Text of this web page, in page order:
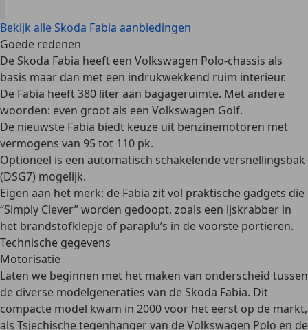
Bekijk alle Skoda Fabia aanbiedingen
Goede redenen
De Skoda Fabia heeft een Volkswagen Polo-chassis als
basis maar dan met een indrukwekkend ruim interieur.
De Fabia heeft 380 liter aan bagageruimte. Met andere
woorden: even groot als een Volkswagen Golf.
De nieuwste Fabia biedt keuze uit benzinemotoren met
vermogens van 95 tot 110 pk.
Optioneel is een automatisch schakelende versnellingsbak
(DSG7) mogelijk.
Eigen aan het merk: de Fabia zit vol praktische gadgets die
“Simply Clever” worden gedoopt, zoals een ijskrabber in
het brandstofklepje of paraplu’s in de voorste portieren.
Technische gegevens
Motorisatie
Laten we beginnen met het maken van onderscheid tussen
de diverse modelgeneraties van de Skoda Fabia. Dit
compacte model kwam in 2000 voor het eerst op de markt,
als Tsjechische tegenhanger van de Volkswagen Polo en de